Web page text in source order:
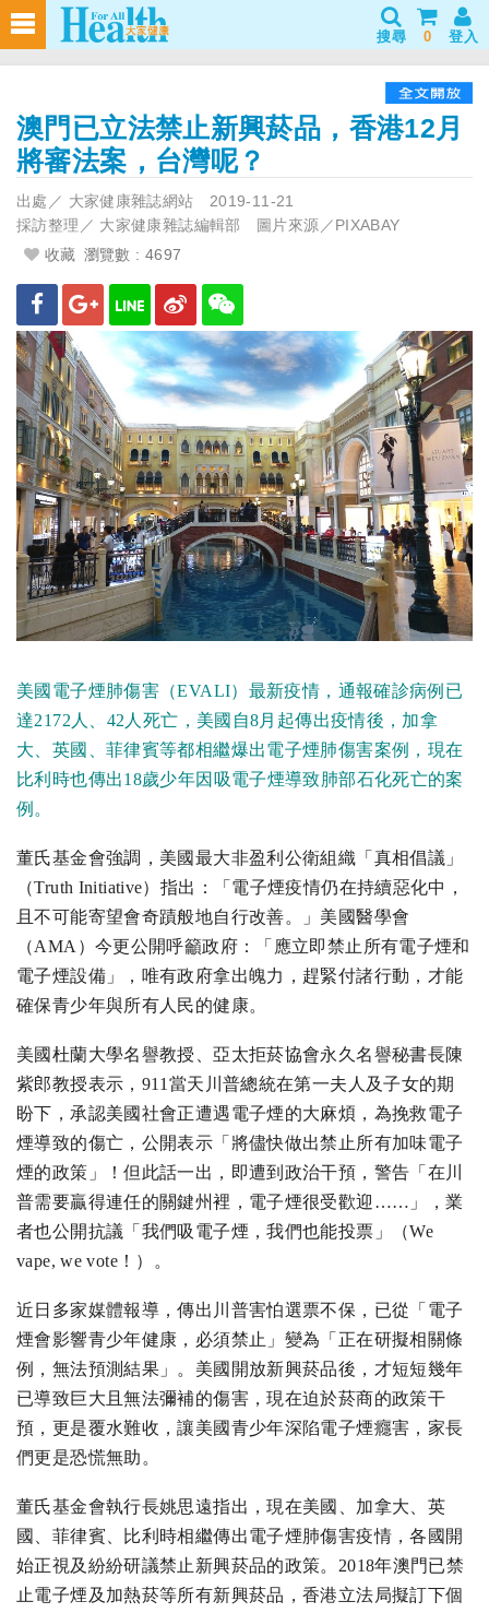
搜尋 0 登入
澳門已立法禁止新興菸品，香港12月
將審法案，台灣呢？
出處／ 大家健康雜誌網站 2019-11-21
採訪整理／ 大家健康雜誌編輯部 圖片來源／PIXABAY
收藏 瀏覽數 : 4697
美國電子煙肺傷害（EVALI）最新疫情，通報確診病例已
達2172人、42人死亡，美國自8月起傳出疫情後，加拿
大、英國、菲律賓等都相繼爆出電子煙肺傷害案例，現在
比利時也傳出18歲少年因吸電子煙導致肺部石化死亡的案
例。
董氏基金會強調，美國最大非盈利公衛組織「真相倡議」
（Truth Initiative）指出：「電子煙疫情仍在持續惡化中，
且不可能寄望會奇蹟般地自行改善。」美國醫學會
（AMA）今更公開呼籲政府：「應立即禁止所有電子煙和
電子煙設備」，唯有政府拿出魄力，趕緊付諸行動，才能
確保青少年與所有人民的健康。
美國杜蘭大學名譽教授、亞太拒菸協會永久名譽秘書長陳
紫郎教授表示，911當天川普總統在第一夫人及子女的期
盼下，承認美國社會正遭遇電子煙的大麻煩，為挽救電子
煙導致的傷亡，公開表示「將儘快做出禁止所有加味電子
煙的政策」！但此話一出，即遭到政治干預，警告「在川
普需要贏得連任的關鍵州裡，電子煙很受歡迎……」，業
者也公開抗議「我們吸電子煙，我們也能投票」（We
vape, we vote！）。
近日多家媒體報導，傳出川普害怕選票不保，已從「電子
煙會影響青少年健康，必須禁止」變為「正在研擬相關條
例，無法預測結果」。美國開放新興菸品後，才短短幾年
已導致巨大且無法彌補的傷害，現在迫於菸商的政策干
預，更是覆水難收，讓美國青少年深陷電子煙癮害，家長
們更是恐慌無助。
董氏基金會執行長姚思遠指出，現在美國、加拿大、英
國、菲律賓、比利時相繼傳出電子煙肺傷害疫情，各國開
始正視及紛紛研議禁止新興菸品的政策。2018年澳門已禁
止電子煙及加熱菸等所有新興菸品，香港立法局擬訂下個